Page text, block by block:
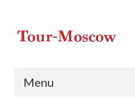
Menu